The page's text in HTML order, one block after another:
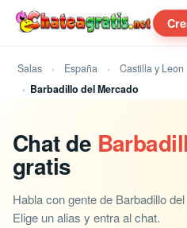
Salas España Castilla y Leon
Barbadillo del Mercado
Chat de
gratis
Habla con gente de Barbadillo
Elige un alias y entra al chat.